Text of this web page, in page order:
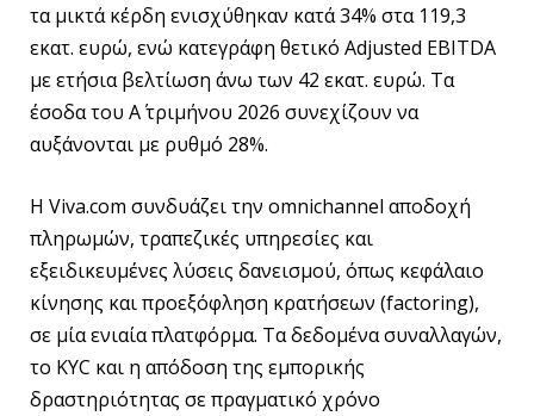
τα μικτά κέρδη ενισχύθηκαν κατά 34% στα 119,3
εκατ. ευρώ, ενώ κατεγράφη θετικό Adjusted EBITDA
με ετήσια βελτίωση άνω των 42 εκατ. ευρώ. Τα
έσοδα του Α΄ τριμήνου 2026 συνεχίζουν να
αυξάνονται με ρυθμό 28%.
Η Viva.com συνδυάζει την omnichannel αποδοχή
πληρωμών, τραπεζικές υπηρεσίες και
εξειδικευμένες λύσεις δανεισμού, όπως κεφάλαιο
κίνησης και προεξόφληση κρατήσεων (factoring),
σε μία ενιαία πλατφόρμα. Τα δεδομένα συναλλαγών,
το KYC και η απόδοση της εμπορικής
δραστηριότητας σε πραγματικό χρόνο